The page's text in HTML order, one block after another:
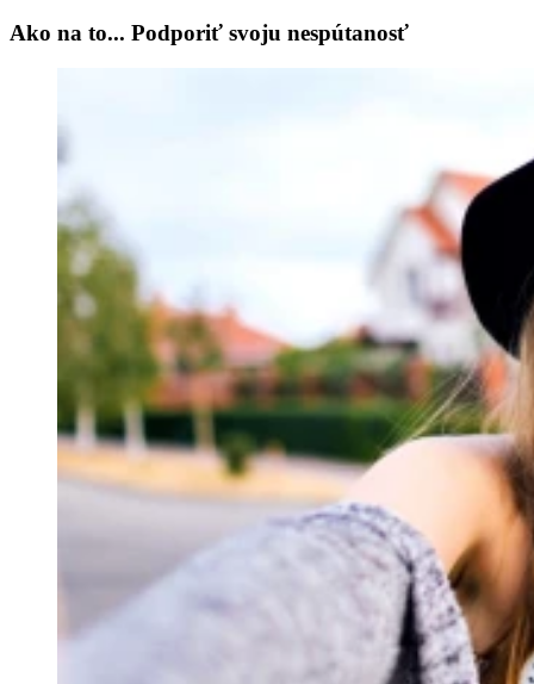
Ako na to... Podporiť svoju nespútanosť